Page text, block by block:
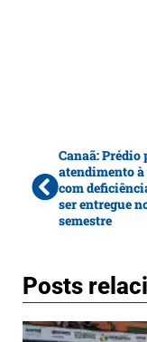
Canaã: Prédio
atendimento à
com
ser entregue
semestre
Posts